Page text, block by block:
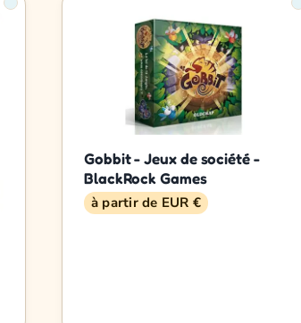
Gobbit - Jeux de société -
BlackRock Games
à partir de EUR €